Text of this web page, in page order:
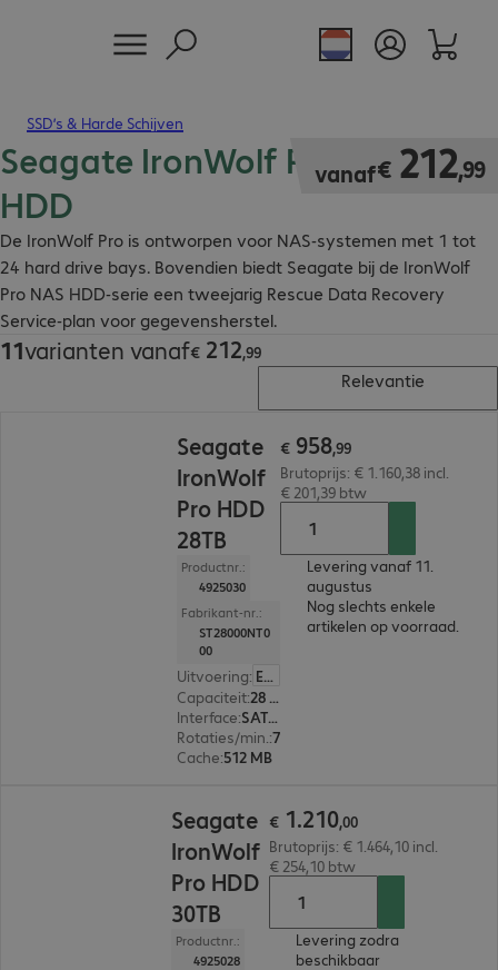
SSD’s & Harde Schijven
Seagate IronWolf Pro Internal
HDD
De IronWolf Pro is ontworpen voor NAS-systemen met 1 tot
24 hard drive bays. Bovendien biedt Seagate bij de IronWolf
Pro NAS HDD-serie een tweejarig Rescue Data Recovery
Service-plan voor gegevensherstel.
vanaf€ 212,99
€ 212,99
11varianten vanaf€ 212,99
€ 212,99
Relevantie
Seagate
IronWolf
Pro HDD
28TB
Productnr.:
4925030
Fabrikant-nr.:
ST28000NT0
00
Uitvoering: Europa
Capaciteit:
28 TB
Interface:
SATA 3.0 (6 Gbit/s) 8,9 cm (3,5")
Rotaties/min. : 7.200 rpm
Cache:512 MB
€ 958,99
Brutoprijs: € 1.160,38 incl.
€ 201,39 btw
Levering vanaf 11.
augustus
Nog slechts enkele
artikelen op voorraad.
Seagate
IronWolf
Pro HDD
30TB
Productnr.:
4925028
€ 1.210,00
Brutoprijs: € 1.464,10 incl.
€ 254,10 btw
Levering zodra
beschikbaar